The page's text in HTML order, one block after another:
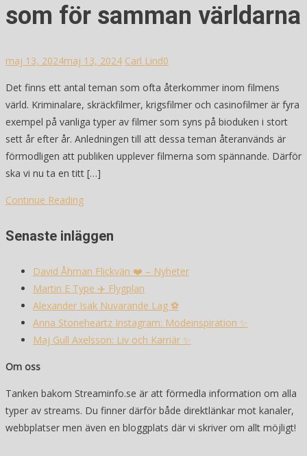
som för samman världarna
maj 13, 2024maj 13, 2024 Carl Lind0
Det finns ett antal teman som ofta återkommer inom filmens
värld. Kriminalare, skräckfilmer, krigsfilmer och casinofilmer är fyra
exempel på vanliga typer av filmer som syns på bioduken i stort
sett år efter år. Anledningen till att dessa teman återanvänds är
förmodligen att publiken upplever filmerna som spännande. Därför
ska vi nu ta en titt […]
Continue Reading
Senaste inläggen
David Åhman Flickvän ❤️ – Nyheter
Martin E Type ✈️ Flygplan
Alexander Isak Nuvarande Lag ⚽️
Anna Stoneheartz Instagram: Modeinspiration ✨
Maj Gull Axelsson: Liv och Karriär ✨
Om oss
Tanken bakom Streaminfo.se är att förmedla information om alla
typer av streams. Du finner därför både direktlänkar mot kanaler,
webbplatser men även en bloggplats där vi skriver om allt möjligt!